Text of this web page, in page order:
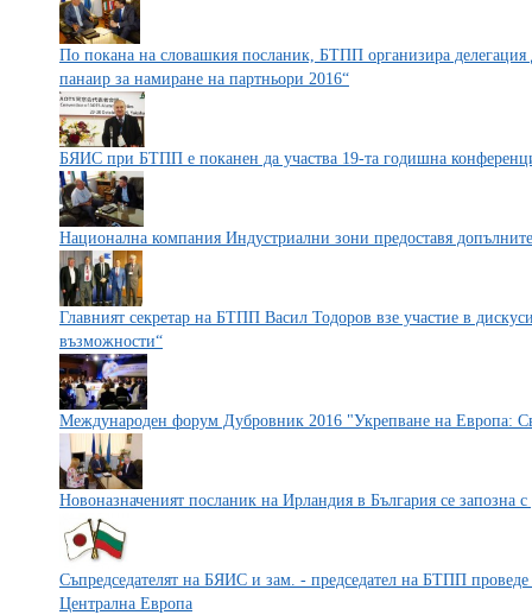
По покана на словашкия посланик, БТПП организира делегация
панаир за намиране на партньори 2016“
БЯИС при БТПП е поканен да участва 19-та годишна
Национална компания Индустриални зони предоставя
Главният секретар на БТПП Васил Тодоров взе участие в
възможности“
Международен форум Дубровник 2016 "Укрепване на Европа:
Новоназначеният посланик на Ирландия в България се запозна
Съпредседателят на БЯИС и зам. - председател на БТПП
Централна Европа